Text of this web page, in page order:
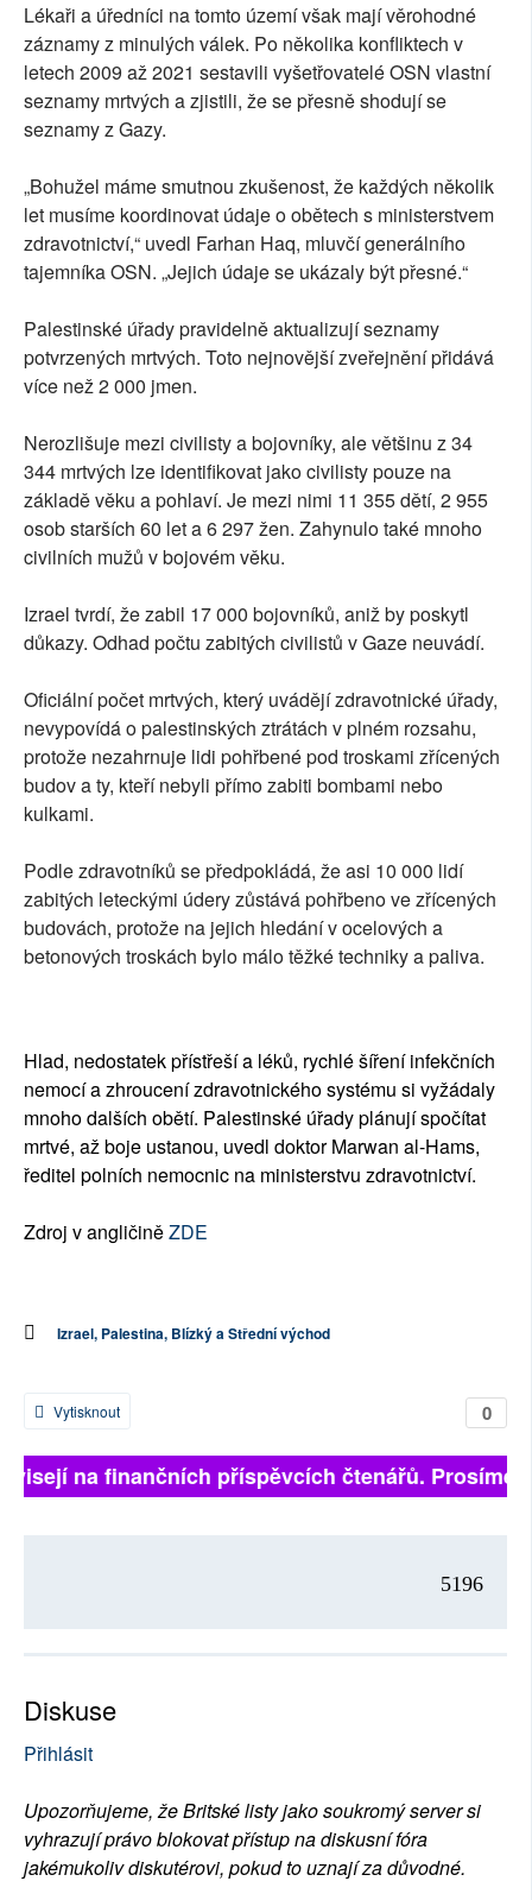
Lékaři a úředníci na tomto území však mají věrohodné
záznamy z minulých válek. Po několika konfliktech v
letech 2009 až 2021 sestavili vyšetřovatelé OSN vlastní
seznamy mrtvých a zjistili, že se přesně shodují se
seznamy z Gazy.
„Bohužel máme smutnou zkušenost, že každých několik
let musíme koordinovat údaje o obětech s ministerstvem
zdravotnictví,“ uvedl Farhan Haq, mluvčí generálního
tajemníka OSN. „Jejich údaje se ukázaly být přesné.“
Palestinské úřady pravidelně aktualizují seznamy
potvrzených mrtvých. Toto nejnovější zveřejnění přidává
více než 2 000 jmen.
Nerozlišuje mezi civilisty a bojovníky, ale většinu z 34
344 mrtvých lze identifikovat jako civilisty pouze na
základě věku a pohlaví. Je mezi nimi 11 355 dětí, 2 955
osob starších 60 let a 6 297 žen. Zahynulo také mnoho
civilních mužů v bojovém věku.
Izrael tvrdí, že zabil 17 000 bojovníků, aniž by poskytl
důkazy. Odhad počtu zabitých civilistů v Gaze neuvádí.
Oficiální počet mrtvých, který uvádějí zdravotnické úřady,
nevypovídá o palestinských ztrátách v plném rozsahu,
protože nezahrnuje lidi pohřbené pod troskami zřícených
budov a ty, kteří nebyli přímo zabiti bombami nebo
kulkami.
Podle zdravotníků se předpokládá, že asi 10 000 lidí
zabitých leteckými údery zůstává pohřbeno ve zřícených
budovách, protože na jejich hledání v ocelových a
betonových troskách bylo málo těžké techniky a paliva.
Hlad, nedostatek přístřeší a léků, rychlé šíření infekčních
nemocí a zhroucení zdravotnického systému si vyžádaly
mnoho dalších obětí. Palestinské úřady plánují spočítat
mrtvé, až boje ustanou, uvedl doktor Marwan al-Hams,
ředitel polních nemocnic na ministerstvu zdravotnictví.
Zdroj v angličiněZDE
Izrael, Palestina, Blízký a Střední východ
0
Vytisknout
na finančních příspěvcích čtenářů. Prosíme,
5196
Diskuse
Přihlásit
Upozorňujeme, že Britské listy jako soukromý server si
vyhrazují právo blokovat přístup na diskusní fóra
jakémukoliv diskutérovi, pokud to uznají za důvodné.